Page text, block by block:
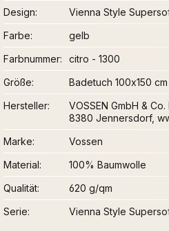
Design
Vienna Style
Farbe
gelb
Farbnummer
citro - 1300
Größe
Badetuch 100x150 cm
Hersteller
VOSSEN GmbH &
8380 Jennersdorf,
Marke
Vossen
Material
100% Baumwolle
Qualität
620 g/qm
Serie
Vienna Style